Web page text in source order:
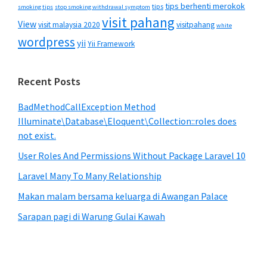
smoking tips stop smoking withdrawal symptom tips tips berhenti merokok
Viewvisit malaysia 2020 visit pahang visitpahang white
wordpress yii Yii Framework
Recent Posts
BadMethodCallException Method
Illuminate\Database\Eloquent\Collection::roles does
not exist.
User Roles And Permissions Without Package Laravel 10
Laravel Many To Many Relationship
Makan malam bersama keluarga di Awangan Palace
Sarapan pagi di Warung Gulai Kawah